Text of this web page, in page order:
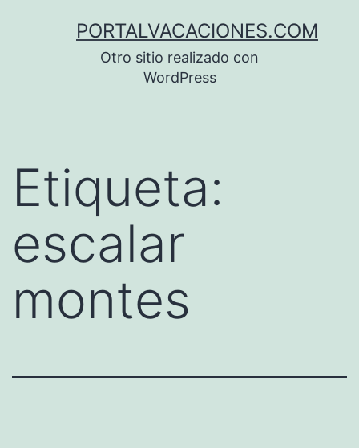
PORTALVACACIONES.COM
Otro sitio realizado con
WordPress
Etiqueta:
escalar
montes